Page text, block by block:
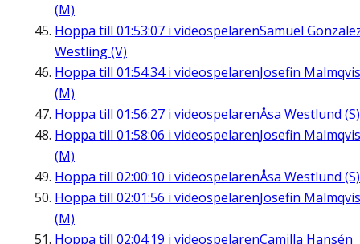
(M)
Hoppa till 01:53:07 i videospelarenSamuel
Westling (V)
Hoppa till 01:54:34i videospelarenJosefin
(M)
Hoppa till 01:56:27 i videospelarenÅsa Westlund (S)
Hoppa till 01:58:06 i videospelarenJosefin
(M)
Hoppa till 02:00:10 i videospelarenÅsa Westlund (S)
Hoppa till 02:01:56 i videospelarenJosefin
(M)
Hoppa till 02:04:19 i videospelarenCamilla Hansén